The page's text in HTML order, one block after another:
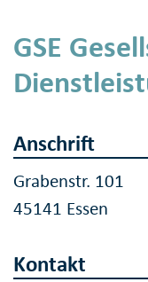
GSE
Anschrift
Grabenstr. 101
45141 Essen
Kontakt